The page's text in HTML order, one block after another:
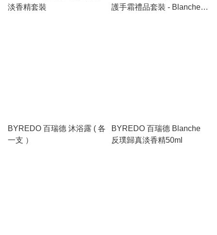
淡香精套裝
護手霜禮品套裝 - Blanche &
BYREDO 百瑞德 沐浴露 ( 各
一支 ）
BYREDO 百瑞德 Blanche
反璞歸真淡香精50ml